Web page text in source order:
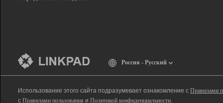
Россия - Русский
Использование этого сайта подразумевает ознакомление с Правилами
с Правилами пользования и Политикой конфиденциальности.